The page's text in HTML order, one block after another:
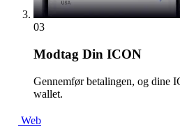
03
Modtag Din ICON
Gennemfør betalingen, og dine
wallet.
Web